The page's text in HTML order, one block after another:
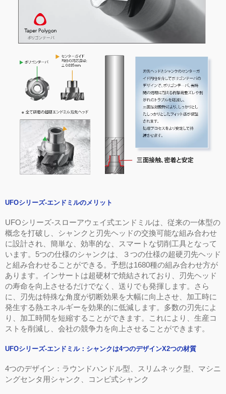
UFOシリーズ-エンドミルのメリット
UFOシリーズ-スローアウェイ式エンドミルは、従来の一体型の
概念を打破し、
シャンクと刃先ヘッドの交換可能な組み合わせ
に設計され、簡単な、効率的な、スマートな切削工具となって
います。 5つの仕様のシャンクは、３つの仕様の超硬刃先ヘッド
と組み合わせることができる。予想は1680種の組み合わせ方が
あります。 インサートは超硬材で焼結されており、刃先ヘッド
の寿命を向上させるだけでなく、送りでも発揮します。さら
に、刃先は特殊な角度が切断効果を大幅に向上させ、加工時に
発生する熱エネルギーを効果的に低減します。多数の刃先によ
り、加工時間を短縮することができます。これにより、生産コ
ストを削減し、会社の競争力を向上させることができます。
UFOシリーズ-エンドミル：シャンクは4つのデザインX2つの材質
4つのデザイン：ラウンドハンドル型、スリムネック型、マシニ
ングセンタ用シャンク、コンビ式シャンク